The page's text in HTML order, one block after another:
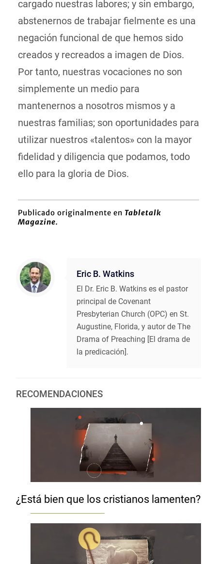
cargado nuestras labores; y sin embargo,
abstenernos de trabajar fielmente es una
negación funcional de que hemos sido
creados y recreados a imagen de Dios.
Por tanto, nuestras vocaciones no son
simplemente un medio para
mantenernos a nosotros mismos y a
nuestras familias; son oportunidades para
utilizar nuestros «talentos» con la mayor
fidelidad y diligencia que podamos, todo
ello para la gloria de Dios.
Publicado originalmente en Tabletalk
Magazine.
Eric B. Watkins
El Dr. Eric B. Watkins es el pastor
principal de Covenant
Presbyterian Church (OPC) en St.
Augustine, Florida, y autor de The
Drama of Preaching [El drama de
la predicación].
RECOMENDACIONES
¿Está bien que los cristianos lamenten?